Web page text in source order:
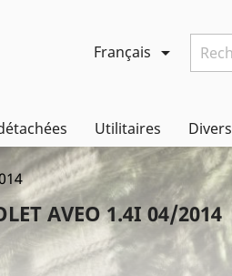
Français 
Utilitaires Divers
AVEO 1.4I 04/2014